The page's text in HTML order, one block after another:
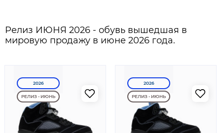
Релиз ИЮНЯ 2026 - обувь вышедшая в
мировую продажу в июне 2026 года.
2026
РЕЛИЗ - ИЮНЬ
2026
РЕЛИЗ - ИЮНЬ